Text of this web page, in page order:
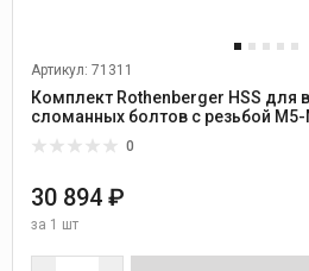
Артикул: 71311
Комплект Rothenberger HSS для
сломанных болтов с резьбой
0
30 894 ₽
за 1 шт